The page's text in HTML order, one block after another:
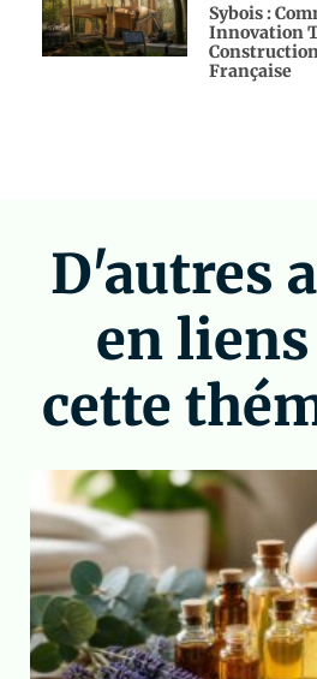
Sybois :
Innovation
Française
D'autres
en liens
cette